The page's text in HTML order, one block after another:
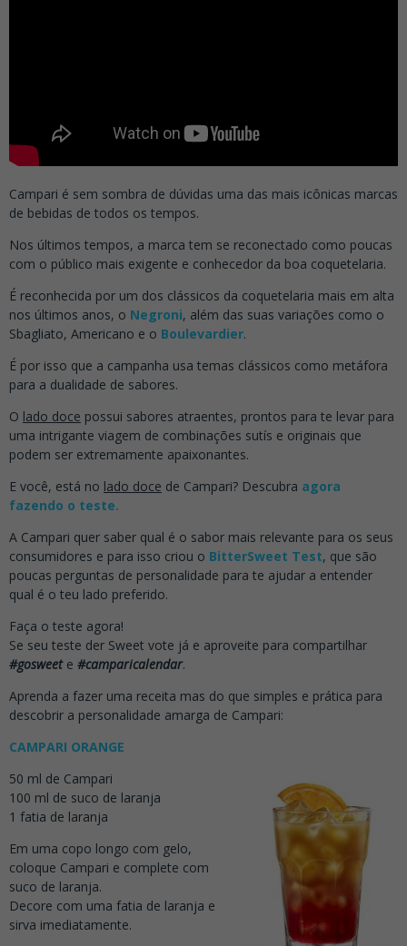
Campari é sem sombra de dúvidas uma das mais icônicas marcas
de bebidas de todos os tempos.
Nos últimos tempos, a marca tem se reconectado como poucas
com o público mais exigente e conhecedor da boa coquetelaria.
É reconhecida por um dos clássicos da coquetelaria mais em alta
nos últimos anos, o Negroni, além das suas variações como o
Sbagliato, Americano e o Boulevardier.
É por isso que a campanha usa temas clássicos como metáfora
para a dualidade de sabores.
O lado doce possui sabores atraentes, prontos para te levar para
uma intrigante viagem de combinações sutís e originais que
podem ser extremamente apaixonantes.
E você, está no lado doce de Campari? Descubra agora
fazendo o teste.
A Campari quer saber qual é o sabor mais relevante para os seus
consumidores e para isso criou o BitterSweet Test, que são
poucas perguntas de personalidade para te ajudar a entender
qual é o teu lado preferido.
Faça o teste agora!
Se seu teste der Sweet vote já e aproveite para compartilhar
#gosweete #camparicalendar.
Aprenda a fazer uma receita mas do que simples e prática para
descobrir a personalidade amarga de Campari:
CAMPARI ORANGE
50 ml de Campari
100 ml de suco de laranja
1 fatia de laranja
Em uma copo longo com gelo,
coloque Campari e complete com
suco de laranja.
Decore com uma fatia de laranja e
sirva imediatamente.